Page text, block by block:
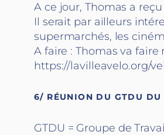
A ce jour, Thomas a
Il serait par ailleurs
supermarchés, les
A faire : Thomas va
https://lavilleavelo.org/
6/ RÉUNION DU GTDU DU
GTDU = Groupe de